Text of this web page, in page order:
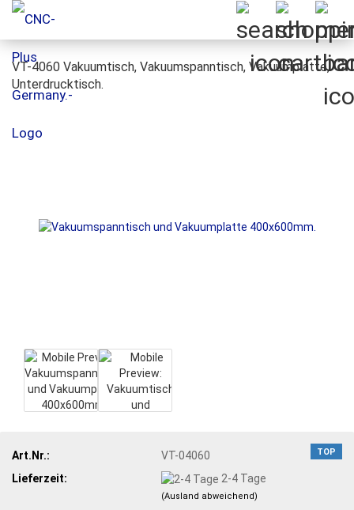
VT-4060 Vakuumtisch, Vakuumspanntisch, Vakuumplatte,
Unterdrucktisch.
TOP
Art.Nr.:
VT-04060
Lieferzeit:
2-4 Tage
(Ausland abweichend)